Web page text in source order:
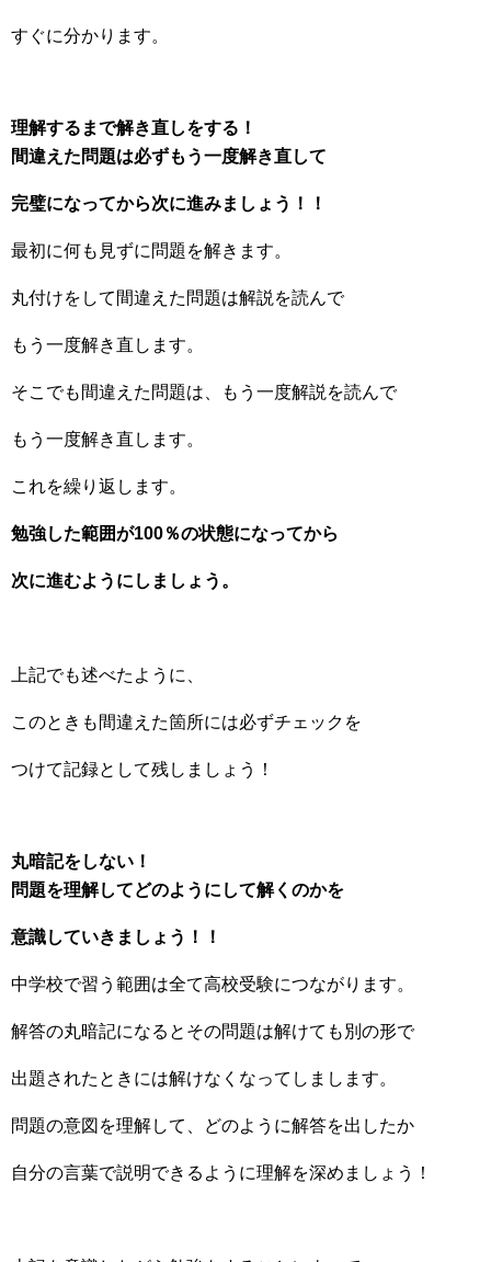
すぐに分かります。
理解するまで解き直しをする！
間違えた問題は必ずもう一度解き直して
完璧になってから次に進みましょう！！
最初に何も見ずに問題を解きます。
丸付けをして間違えた問題は解説を読んで
もう一度解き直します。
そこでも間違えた問題は、もう一度解説を読んで
もう一度解き直します。
これを繰り返します。
勉強した範囲が100％の状態になってから
次に進むようにしましょう。
上記でも述べたように、
このときも間違えた箇所には必ずチェックを
つけて記録として残しましょう！
丸暗記をしない！
問題を理解してどのようにして解くのかを
意識していきましょう！！
中学校で習う範囲は全て高校受験につながります。
解答の丸暗記になるとその問題は解けても別の形で
出題されたときには解けなくなってしまします。
問題の意図を理解して、どのように解答を出したか
自分の言葉で説明できるように理解を深めましょう！